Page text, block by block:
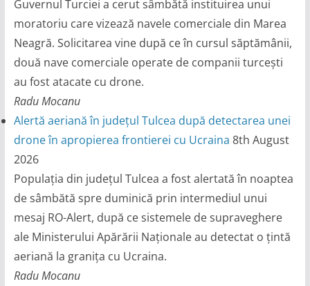
Guvernul Turciei a cerut sâmbătă instituirea unui
moratoriu care vizează navele comerciale din Marea
Neagră. Solicitarea vine după ce în cursul săptămânii,
două nave comerciale operate de companii turcești
au fost atacate cu drone.
Radu Mocanu
Alertă aeriană în județul Tulcea după detectarea unei
drone în apropierea frontierei cu Ucraina 8th August
2026
Populația din județul Tulcea a fost alertată în noaptea
de sâmbătă spre duminică prin intermediul unui
mesaj RO-Alert, după ce sistemele de supraveghere
ale Ministerului Apărării Naționale au detectat o țintă
aeriană la granița cu Ucraina.
Radu Mocanu